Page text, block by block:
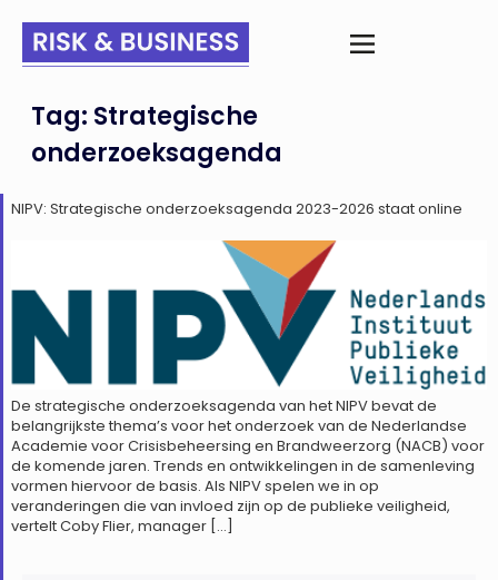
Tag: Strategische
onderzoeksagenda
NIPV: Strategische onderzoeksagenda 2023-2026 staat online
De strategische onderzoeksagenda van het NIPV bevat de
belangrijkste thema’s voor het onderzoek van de Nederlandse
Academie voor Crisisbeheersing en Brandweerzorg (NACB) voor
de komende jaren. Trends en ontwikkelingen in de samenleving
vormen hiervoor de basis. Als NIPV spelen we in op
veranderingen die van invloed zijn op de publieke veiligheid,
vertelt Coby Flier, manager […]